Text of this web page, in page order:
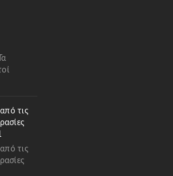
τις
τις